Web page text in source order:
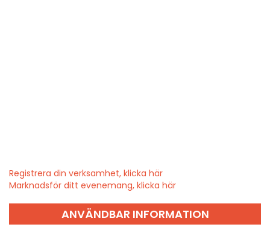
Registrera din verksamhet, klicka här
Marknadsför ditt evenemang, klicka här
ANVÄNDBAR INFORMATION